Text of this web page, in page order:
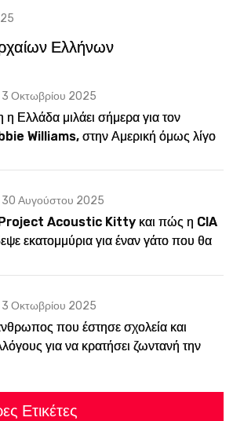
Ελλήνων
3 Οκτωβρίου 2025
η Ελλάδα μιλάει σήμερα για τον
Williams, στην Αμερική όμως λίγοι
30 Αυγούστου 2025
Acoustic Kitty και πώς η CIA
εκατομμύρια για έναν γάτο που θα
3 Οκτωβρίου 2025
που έστησε σχολεία και
για να κρατήσει ζωντανή την
Ετικέτες